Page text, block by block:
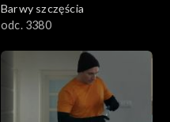
Barwy szczęścia
odc. 3380